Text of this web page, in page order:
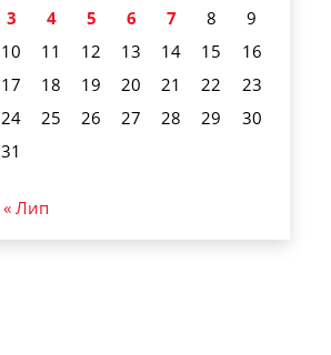
3
4 5 6 7 8
9
10
11 12 13 14 15
16
17
18 19 20 21 22
23
24
25 26 27 28 29
30
31
« Лип